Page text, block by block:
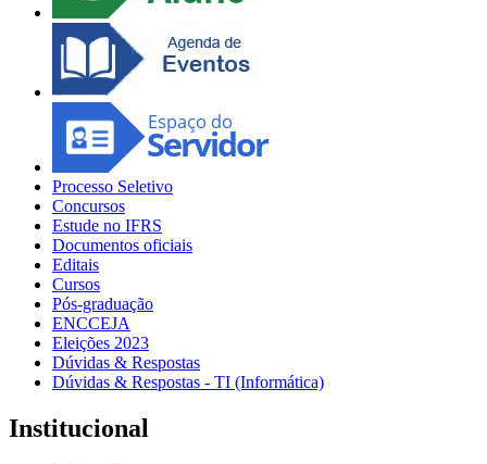
Processo Seletivo
Concursos
Estude no IFRS
Documentos oficiais
Editais
Cursos
Pós-graduação
ENCCEJA
Eleições 2023
Dúvidas & Respostas
Dúvidas & Respostas - TI (Informática)
Institucional